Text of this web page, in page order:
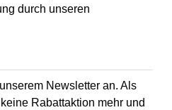
durch unseren
Newsletter an. Als
Rabattaktion mehr und